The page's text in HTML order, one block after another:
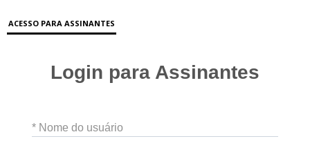
ACESSO PARA ASSINANTES
Login para Assinantes
* Nome do usuário